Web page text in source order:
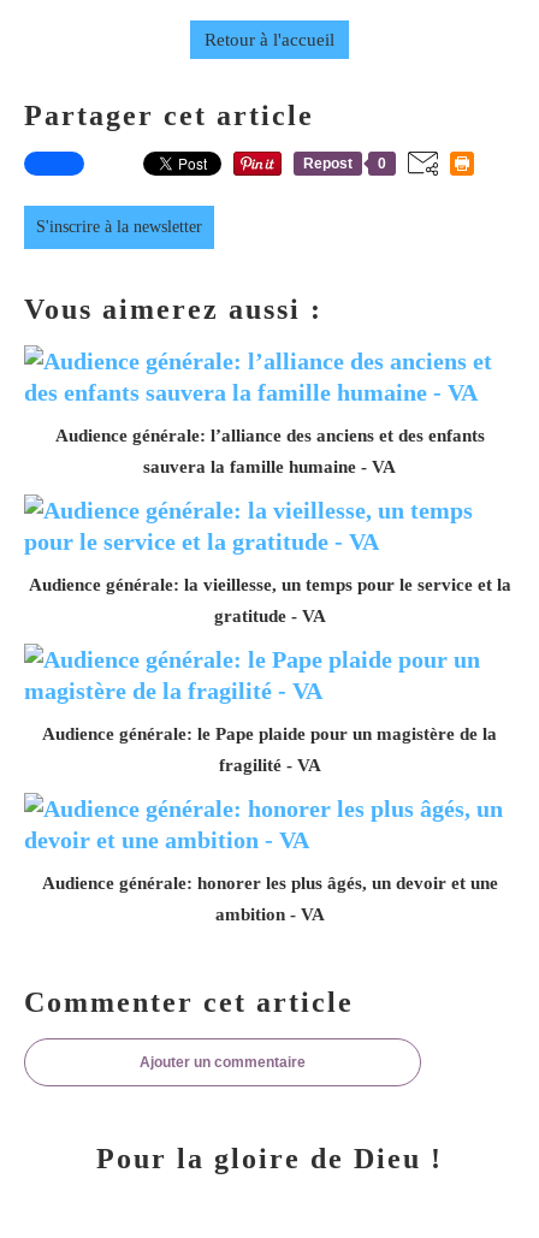
Retour à l'accueil
Partager cet article
Repost 0
S'inscrire à la newsletter
Vous aimerez aussi :
Audience générale: l’alliance des anciens et des enfants
sauvera la famille humaine - VA
Audience générale: la vieillesse, un temps pour le service et la
gratitude - VA
Audience générale: le Pape plaide pour un magistère de la
fragilité - VA
Audience générale: honorer les plus âgés, un devoir et une
ambition - VA
Commenter cet article
Ajouter un commentaire
Pour la gloire de Dieu !